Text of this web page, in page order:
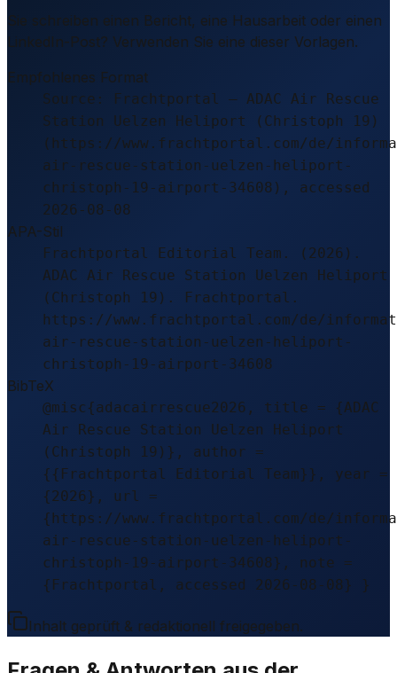
Sie schreiben einen Bericht, eine Hausarbeit oder einen
LinkedIn-Post? Verwenden Sie eine dieser Vorlagen.
Empfohlenes Format
Source: Frachtportal – ADAC Air Rescue
Station Uelzen Heliport (Christoph 19)
(https://www.frachtportal.com/de/
air-rescue-station-uelzen-heliport-
christoph-19-airport-34608), accessed
2026-08-08
APA-Stil
Frachtportal Editorial Team. (2026).
ADAC Air Rescue Station Uelzen Heliport
(Christoph 19). Frachtportal.
https://www.frachtportal.com/de/
air-rescue-station-uelzen-heliport-
christoph-19-airport-34608
BibTeX
@misc{adacairrescue2026, title = {ADAC
Air Rescue Station Uelzen Heliport
(Christoph 19)}, author =
{{Frachtportal Editorial Team}}, year =
{2026}, url =
{https://www.frachtportal.com/de/
air-rescue-station-uelzen-heliport-
christoph-19-airport-34608}, note =
{Frachtportal, accessed 2026-08-08} }
Inhalt geprüft & redaktionell freigegeben.